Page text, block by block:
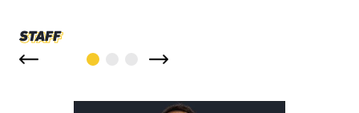
STAFF